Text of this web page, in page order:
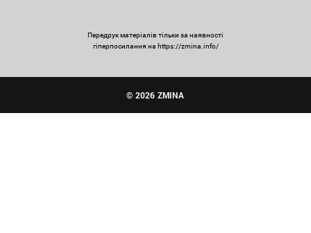
Передрук матеріалів тільки за наявності
гіперпосилання на https://zmina.info/
© 2026 ZMINA